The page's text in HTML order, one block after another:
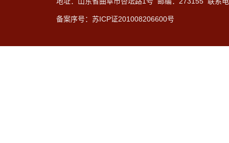
备案序号：苏ICP证201008206600号